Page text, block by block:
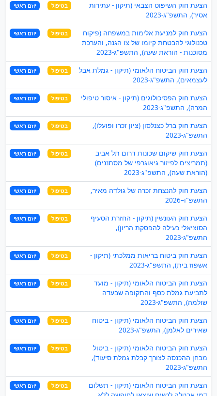
הצעת חוק השיפוט הצבאי (תיקון - עתירות
אסיר), התשפ"ג-2023
בטיפול יוזם ראשי
הצעת חוק למניעת אלימות במשפחה (פיקוח
טכנולוגי להבטחת קיומו של צו הגנה, והערכת
מסוכנות - הוראת שעה), התשפ"ג-2023
בטיפול יוזם ראשי
הצעת חוק הביטוח הלאומי (תיקון - גמלת אבל
לעצמאים), התשפ"ג-2023
בטיפול יוזם ראשי
הצעת חוק הפסיכולוגים (תיקון - איסור טיפולי
המרה), התשפ"ג-2023
בטיפול יוזם ראשי
הצעת חוק ברל כצנלסון (ציון זכרו ופועלו),
התשפ"ג-2023
בטיפול יוזם ראשי
הצעת חוק שיקום שכונות דרום תל אביב
(תמריצים לפיזור גיאוגרפי של מסתננים)
(הוראת שעה), התשפ"ג-2023
בטיפול יוזם ראשי
הצעת חוק להנצחת זכרה של גולדה מאיר,
התשפ"ו–2026
בטיפול יוזם ראשי
הצעת חוק העונשין (תיקון - החזרת הסעיף
הסוציאלי כעילה להפסקת הריון),
התשפ"ג-2023
בטיפול יוזם ראשי
הצעת חוק ביטוח בריאות ממלכתי (תיקון -
אשפוז בית), התשפ"ג-2023
בטיפול יוזם ראשי
הצעת חוק הביטוח הלאומי (תיקון - מועד
לתביעת גמלת כסף והתקופה שבעדה
שולמה), התשפ"ג-2023
בטיפול יוזם ראשי
הצעת חוק הביטוח הלאומי (תיקון - ביטוח
שאירים לאלמן), התשפ"ג-2023
בטיפול יוזם ראשי
הצעת חוק הביטוח הלאומי (תיקון - ביטול
מבחן ההכנסה לצורך קבלת גמלת סיעוד),
התשפ"ג-2023
בטיפול יוזם ראשי
הצעת חוק הביטוח הלאומי (תיקון - תשלום
בטיפול יוזם ראשי